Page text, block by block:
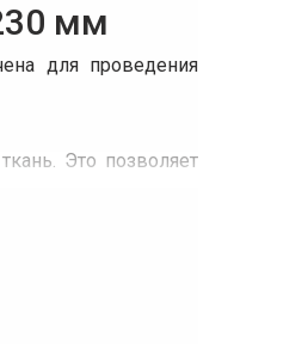
мм
для проведения
Это позволяет